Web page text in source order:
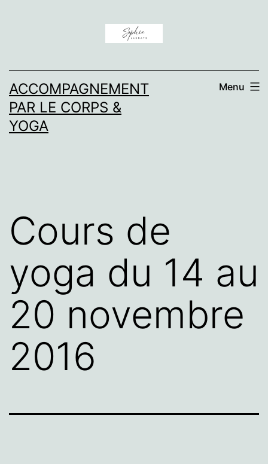
ACCOMPAGNEMENT
PAR LE CORPS &
YOGA
Menu
Cours de
yoga du 14 au
20 novembre
2016